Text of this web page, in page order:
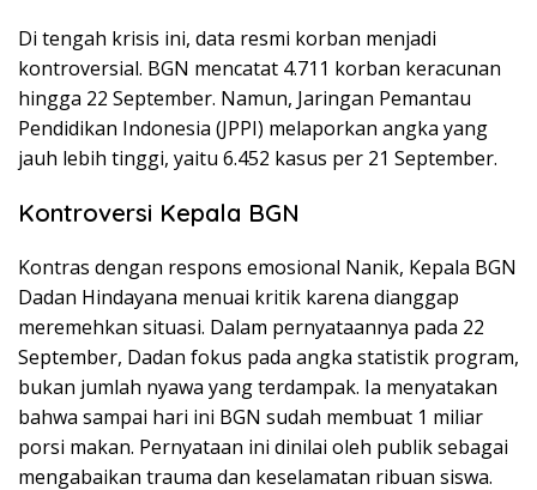
Di tengah krisis ini, data resmi korban menjadi
kontroversial. BGN mencatat 4.711 korban keracunan
hingga 22 September. Namun, Jaringan Pemantau
Pendidikan Indonesia (JPPI) melaporkan angka yang
jauh lebih tinggi, yaitu 6.452 kasus per 21 September.
Kontroversi Kepala BGN
Kontras dengan respons emosional Nanik, Kepala BGN
Dadan Hindayana menuai kritik karena dianggap
meremehkan situasi. Dalam pernyataannya pada 22
September, Dadan fokus pada angka statistik program,
bukan jumlah nyawa yang terdampak. Ia menyatakan
bahwa sampai hari ini BGN sudah membuat 1 miliar
porsi makan. Pernyataan ini dinilai oleh publik sebagai
mengabaikan trauma dan keselamatan ribuan siswa.